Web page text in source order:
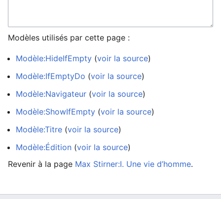
Modèles utilisés par cette page :
Modèle:HideIfEmpty (voir la source)
Modèle:IfEmptyDo (voir la source)
Modèle:Navigateur (voir la source)
Modèle:ShowIfEmpty (voir la source)
Modèle:Titre (voir la source)
Modèle:Édition (voir la source)
Revenir à la page Max Stirner:I. Une vie d’homme.